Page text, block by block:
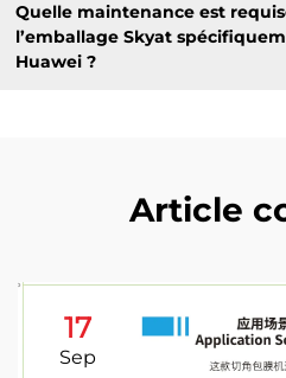
Quelle maintenance est
l’emballage Skyat
Huawei ?
Article
17
Sep